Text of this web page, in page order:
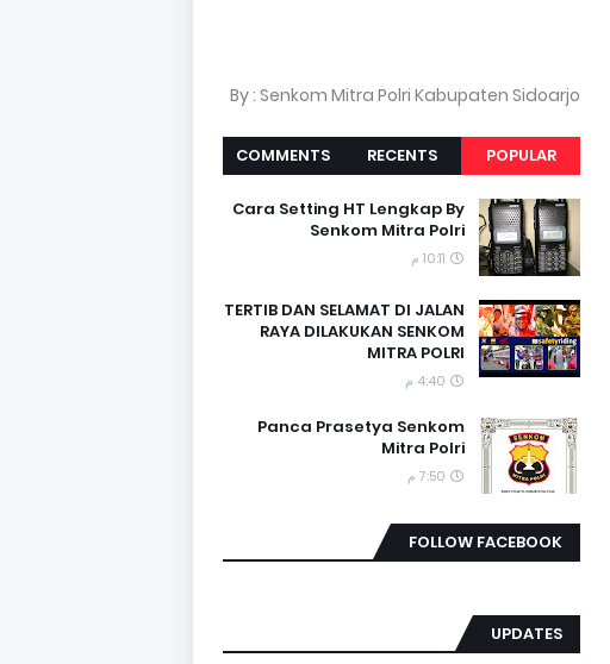
By : Senkom Mitra Polri Kabupaten Sidoarjo
POPULAR
RECENTS
COMMENTS
Cara Setting HT Lengkap By
Senkom Mitra Polri
10:11 م
TERTIB DAN SELAMAT DI JALAN
RAYA DILAKUKAN SENKOM
MITRA POLRI
4:40 م
Panca Prasetya Senkom
Mitra Polri
7:50 م
FOLLOW FACEBOOK
UPDATES